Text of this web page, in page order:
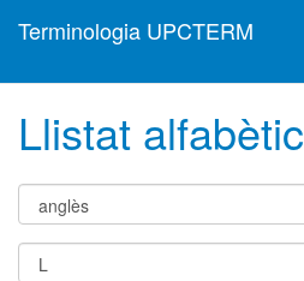
Terminologia UPCTERM
Llistat alfabètic